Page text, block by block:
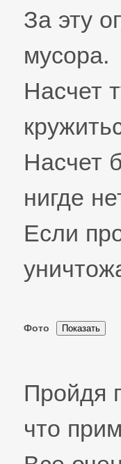
За эту
мусора.
Насчет
Насчет
нигде
Если
Фото
Пройдя
что